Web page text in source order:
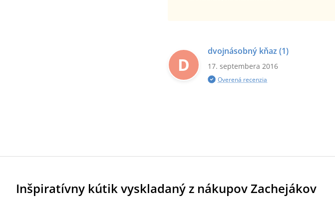
D
dvojnásobný kňaz (1)
17. septembera 2016
Overená recenzia
Inšpiratívny kútik vyskladaný z nákupov Zachejákov